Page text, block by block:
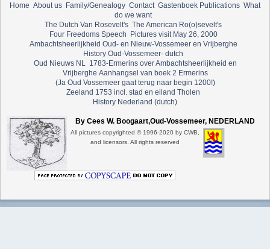
Home About us Family/Genealogy Contact Gastenboek Publications What
do we want
The Dutch Van Rosevelt's The American Ro(o)sevelt's
Four Freedoms Speech Pictures visit May 26, 2000
Ambachtsheerlijkheid Oud- en Nieuw-Vossemeer en Vrijberghe
History Oud-Vossemeer- dutch
Oud Nieuws NL
1783-Ermerins over Ambachtsheerlijkheid en
Vrijberghe Aanhangsel van boek 2 Ermerins
(Ja Oud Vossemeer gaat terug naar begin 1200!)
Zeeland 1753 incl. stad en eiland Tholen
History Nederland (dutch)
By Cees W. Boogaart,Oud-Vossemeer, NEDERLAND
All pictures copyrighted © 1996-2020 by CWB,
and licensors. All rights reserved